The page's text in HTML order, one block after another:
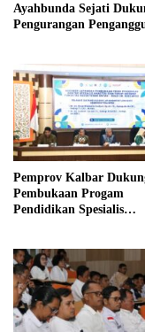
Ayahbunda Sejati
Pengurangan
Pemprov Kalbar
Pembukaan Progam
Pendidikan Spesialis